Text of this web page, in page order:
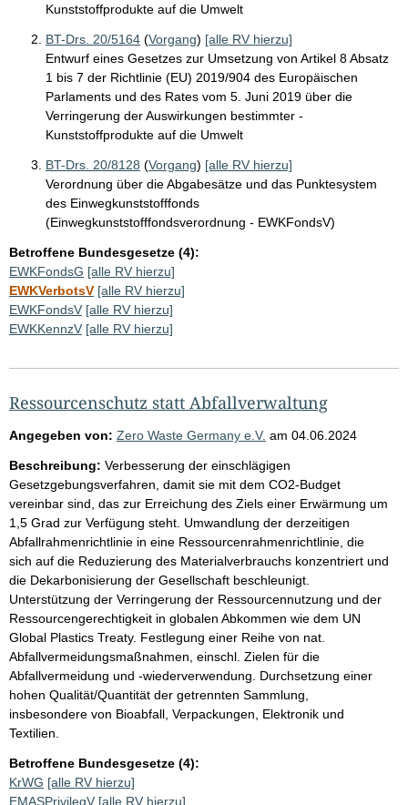
Kunststoffprodukte auf die Umwelt
BT-Drs. 20/5164 (Vorgang) [alle RV hierzu]
Entwurf eines Gesetzes zur Umsetzung von Artikel 8 Absatz
1 bis 7 der Richtlinie (EU) 2019/904 des Europäischen
Parlaments und des Rates vom 5. Juni 2019 über die
Verringerung der Auswirkungen bestimmter -
Kunststoffprodukte auf die Umwelt
BT-Drs. 20/8128 (Vorgang) [alle RV hierzu]
Verordnung über die Abgabesätze und das Punktesystem
des Einwegkunststofffonds
(Einwegkunststofffondsverordnung - EWKFondsV)
Betroffene Bundesgesetze (4):
EWKFondsG [alle RV hierzu]
EWKVerbotsV [alle RV hierzu]
EWKFondsV [alle RV hierzu]
EWKKennzV [alle RV hierzu]
Ressourcenschutz statt Abfallverwaltung
Angegeben von: Zero Waste Germany e.V. am 04.06.2024
Beschreibung: Verbesserung der einschlägigen
Gesetzgebungsverfahren, damit sie mit dem CO2-Budget
vereinbar sind, das zur Erreichung des Ziels einer Erwärmung um
1,5 Grad zur Verfügung steht. Umwandlung der derzeitigen
Abfallrahmenrichtlinie in eine Ressourcenrahmenrichtlinie, die
sich auf die Reduzierung des Materialverbrauchs konzentriert und
die Dekarbonisierung der Gesellschaft beschleunigt.
Unterstützung der Verringerung der Ressourcennutzung und der
Ressourcengerechtigkeit in globalen Abkommen wie dem UN
Global Plastics Treaty. Festlegung einer Reihe von nat.
Abfallvermeidungsmaßnahmen, einschl. Zielen für die
Abfallvermeidung und -wiederverwendung. Durchsetzung einer
hohen Qualität/Quantität der getrennten Sammlung,
insbesondere von Bioabfall, Verpackungen, Elektronik und
Textilien.
Betroffene Bundesgesetze (4):
KrWG [alle RV hierzu]
EMASPrivilegV [alle RV hierzu]